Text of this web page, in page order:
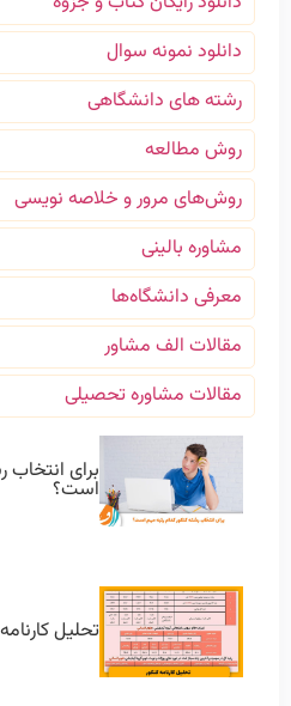
دانلود نمونه سوال
رشته های دانشگاهی
روش مطالعه
روش‌های مرور و خلاصه نویسی
مشاوره بالینی
معرفی دانشگاه‌ها
مقالات الف مشاور
مقالات مشاوره تحصیلی
برای انتخاب
است؟
تحلیل